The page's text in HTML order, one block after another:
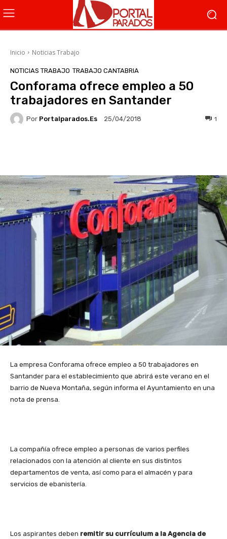
Inicio Noticias Trabajo
NOTICIAS TRABAJO TRABAJO CANTABRIA
Conforama ofrece empleo a 50
trabajadores en Santander
Por Portalparados.es 25/04/2018 1
La empresa Conforama ofrece empleo a 50 trabajadores en
Santander para el establecimiento que abrirá este verano en el
barrio de Nueva Montaña, según informa el Ayuntamiento en una
nota de prensa.
La compañía ofrece empleo a personas de varios perfiles
relacionados con la atención al cliente en sus distintos
departamentos de venta, así como para el almacén y para
servicios de ebanistería.
Los aspirantes deben remitir su currículum a la Agencia de